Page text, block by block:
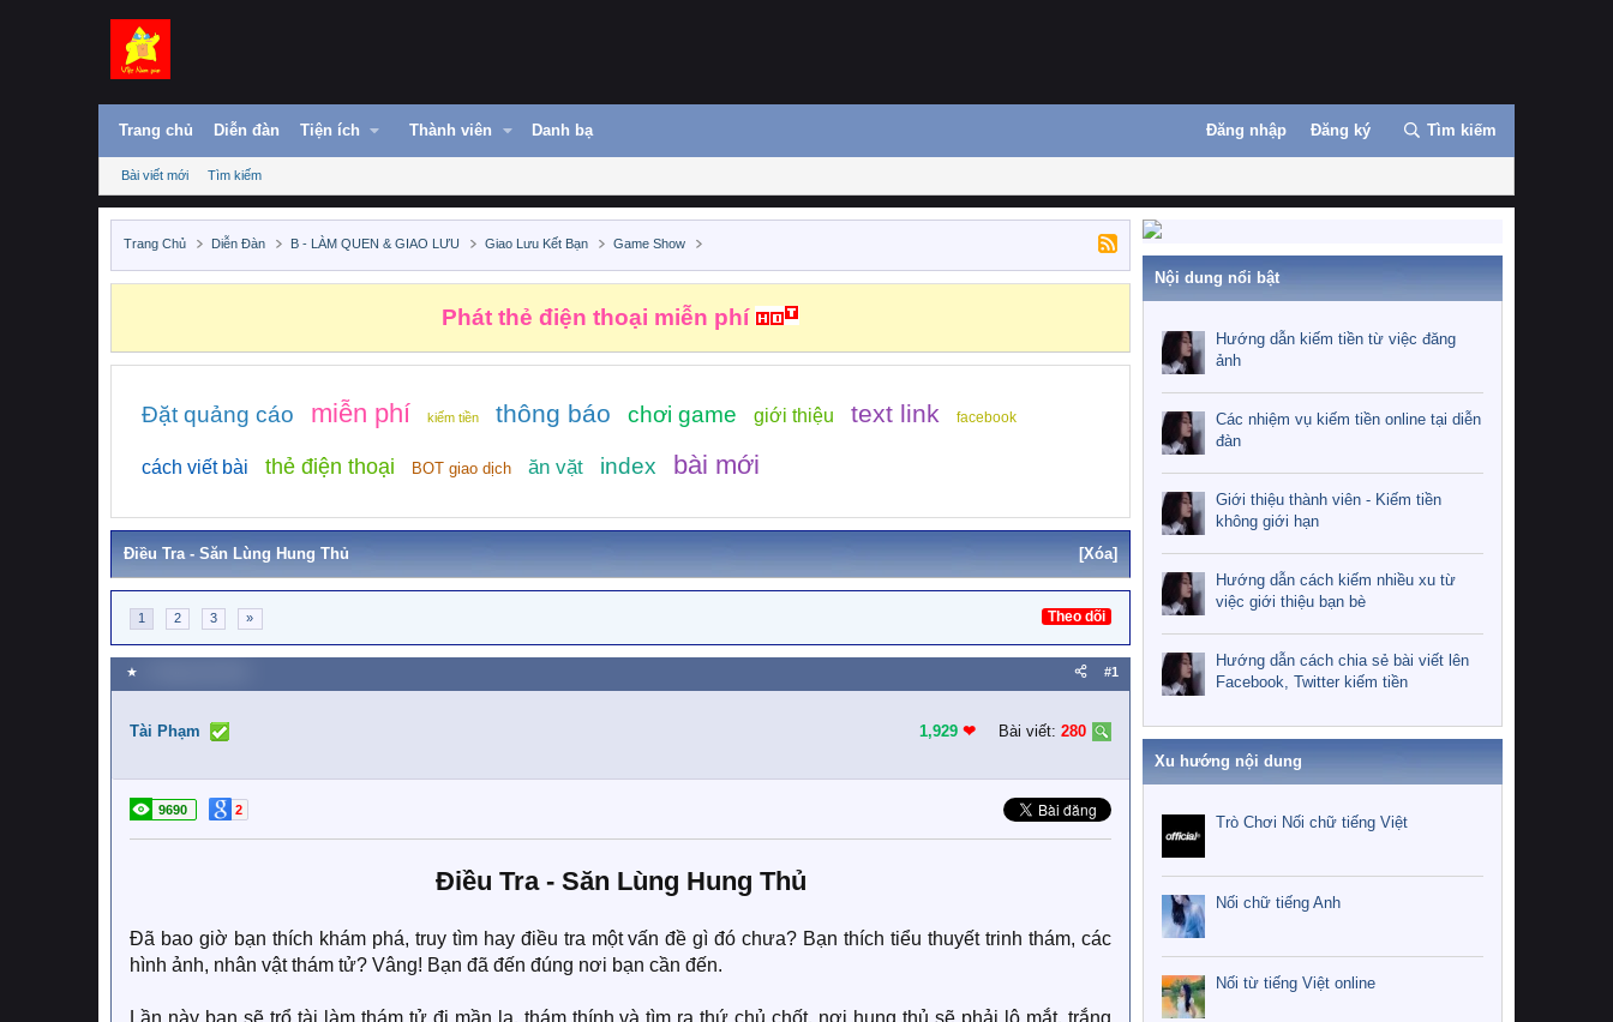
Trang chủ Diễn đàn Tiện ích Thành viên Danh bạ Đăng nhập Đăng ký Tìm kiếm
Bài viết mới Tìm kiếm
Trang Chủ Diễn Đàn B - LÀM QUEN & GIAO LƯU Giao Lưu Kết Bạn Game Show
Phát thẻ điện thoại miễn phí
Đặt quảng cáo miễn phí kiếm tiền thông báo chơi game giới thiệu text link facebook
cách viết bài thẻ điện thoại BOT giao dịch ăn vặt index bài mới
Điều Tra - Săn Lùng Hung Thủ [Xóa]
1 2 3 » Theo dõi
★ #1
Tài Phạm 1,929 ❤︎ Bài viết: 280
9690 2
Điều Tra - Săn Lùng Hung Thủ
Đã bao giờ bạn thích khám phá, truy tìm hay điều tra một vấn đề gì đó chưa? Bạn thích tiểu thuyết trinh thám, các
hình ảnh, nhân vật thám tử? Vâng! Bạn đã đến đúng nơi bạn cần đến.
Lần này bạn sẽ trổ tài làm thám tử đi mần la, thám thính và tìm ra thứ chủ chốt, nơi hung thủ sẽ phải lộ mắt, trắng
Nội dung nổi bật
Hướng dẫn kiếm tiền từ việc đăng
ảnh
Các nhiệm vụ kiếm tiền online tại diễn
đàn
Giới thiệu thành viên - Kiếm tiền
không giới hạn
Hướng dẫn cách kiếm nhiều xu từ
việc giới thiệu bạn bè
Hướng dẫn cách chia sẻ bài viết lên
Facebook, Twitter kiếm tiền
Xu hướng nội dung
Trò Chơi Nối chữ tiếng Việt
Nối chữ tiếng Anh
Nối từ tiếng Việt online